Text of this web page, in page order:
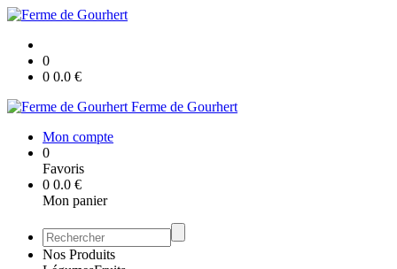
0
0 0.0 €
Ferme de Gourhert
Mon compte
0
Favoris
0 0.0 €
Mon panier
Nos Produits